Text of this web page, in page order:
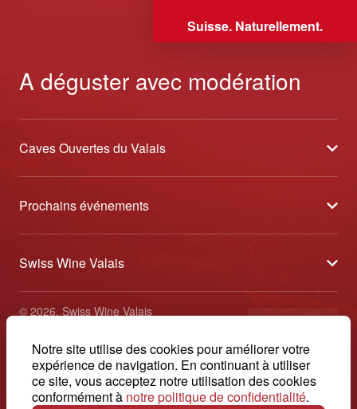
Notre site utilise des cookies pour améliorer votre
expérience de navigation. En continuant à utiliser
ce site, vous acceptez notre utilisation des cookies
conformément à notre politique de confidentialité.
Suisse. Naturellement.
A déguster avec modération
Caves Ouvertes du Valais
À propos
Partenaires
Prochains événements
Tavolata des Vins du Valais
Sélection des Vins du Valais
Swiss Wine Valais
Avenue de la Gare 2 - CP 144 - 1964 Conthey
info@swisswinevalais.ch
© 2026, Swiss Wine Valais